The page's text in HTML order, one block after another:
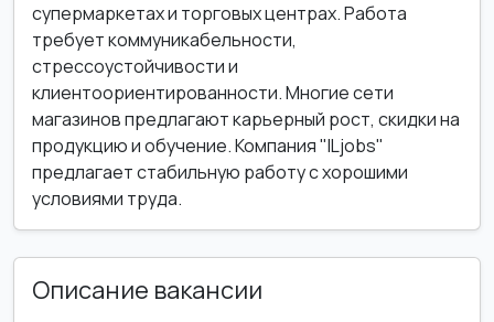
супермаркетах и торговых центрах. Работа
требует коммуникабельности,
стрессоустойчивости и
клиентоориентированности. Многие сети
магазинов предлагают карьерный рост, скидки на
продукцию и обучение. Компания "ILjobs"
предлагает стабильную работу с хорошими
условиями труда.
Описание вакансии